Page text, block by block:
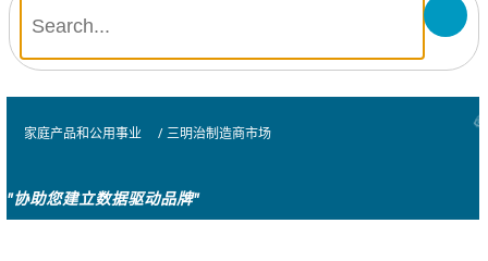
家庭产品和公用事业 / 三明治制造商市场
"协助您建立数据驱动品牌"